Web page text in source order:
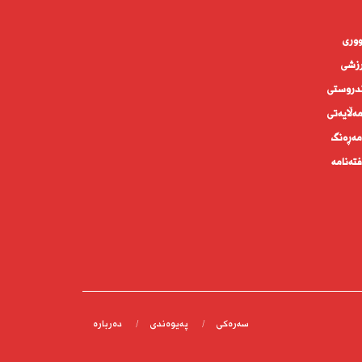
سەرەکی پەیوەندى دەربارە